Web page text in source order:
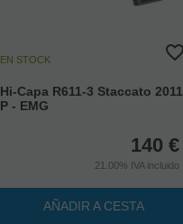
EN STOCK
Hi-Capa R611-3 Staccato 2011
P - EMG
140 €
21.00% IVA incluido
AÑADIR A CESTA